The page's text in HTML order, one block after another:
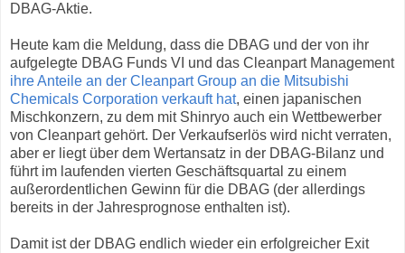
DBAG-Aktie.
Heute kam die Meldung, dass die DBAG und der von ihr
aufgelegte DBAG Funds VI und das Cleanpart Management
ihre Anteile an der Cleanpart Group an die Mitsubishi
Chemicals Corporation verkauft hat, einen japanischen
Mischkonzern, zu dem mit Shinryo auch ein Wettbewerber
von Cleanpart gehört. Der Verkaufserlös wird nicht verraten,
aber er liegt über dem Wertansatz in der DBAG-Bilanz und
führt im laufenden vierten Geschäftsquartal zu einem
außerordentlichen Gewinn für die DBAG (der allerdings
bereits in der Jahresprognose enthalten ist).
Damit ist der DBAG endlich wieder ein erfolgreicher Exit